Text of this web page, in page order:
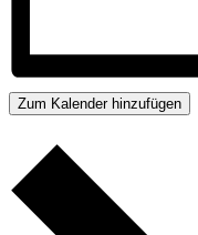
Zum Kalender hinzufügen